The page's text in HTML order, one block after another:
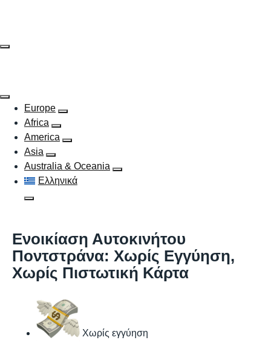
Europe
Africa
America
Asia
Australia & Oceania
Ελληνικά
Ενοικίαση Αυτοκινήτου
Ποντστράνα: Χωρίς Εγγύηση,
Χωρίς Πιστωτική Κάρτα
Χωρίς εγγύηση